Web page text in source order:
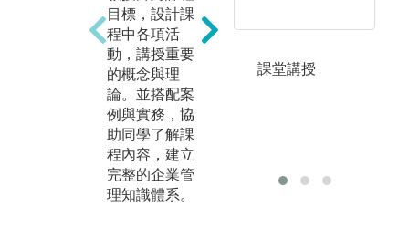
目標，設計課
程中各項活
動，講授重要
的概念與理
論。並搭配案
例與實務，協
助同學了解課
程內容，建立
完整的企業管
理知識體系。
同學進行討
論，透過研究
上課前的小組
課堂講授